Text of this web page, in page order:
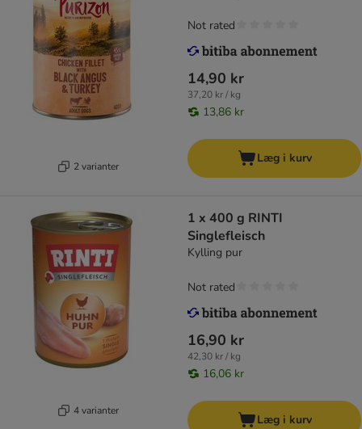
2 varianter
14,90 kr
37,20 kr / kg
13,86 kr
Not rated
Læg i kurv
4 varianter
1 x 400 g RINTI
Singlefleisch
Kylling pur
16,90 kr
42,30 kr / kg
16,06 kr
Not rated
Læg i kurv